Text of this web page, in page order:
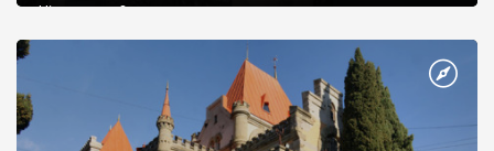
Ніжин греки?